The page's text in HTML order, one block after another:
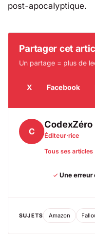
post-apocalyptique.
Partager cet
Un partage = plus de
X Facebook
C
CodexZéro
Éditeur·rice
Tous ses
Une erreur
SUJETS Amazon